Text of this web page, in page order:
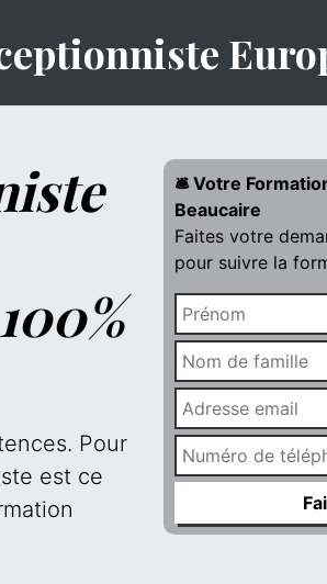
Pour
est ce
🛎️ Votre
Beaucaire
Faites votre
pour suivre la